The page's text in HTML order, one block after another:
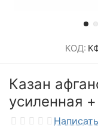
КОД:
Казан
усиленная